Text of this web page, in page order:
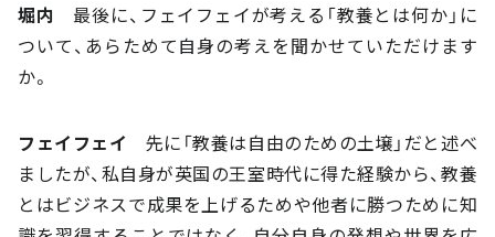
堀内
最後に、フェイフェイが考える「教養とは何か」に
ついて、あらためて自身の考えを聞かせていただけます
か。
フェイフェイ 先に「教養は自由のための土壌」だと述べ
ましたが、私自身が英国の王室時代に得た経験から、教養
とはビジネスで成果を上げるためや他者に勝つために知